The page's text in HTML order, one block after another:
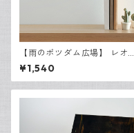
【雨のポツダム広場】 レオ・
レッサー・ユリィ キャンバ
スF3
¥1,540